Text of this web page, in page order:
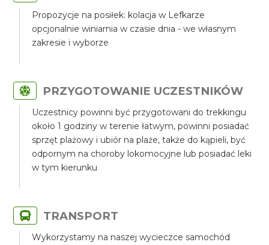
Propozycje na posiłek: kolacja w Lefkarze
opcjonalnie winiarnia w czasie dnia - we własnym
zakresie i wyborze
PRZYGOTOWANIE UCZESTNIKÓW
Uczestnicy powinni być przygotowani do trekkingu
około 1 godziny w terenie łatwym, powinni posiadać
sprzęt plażowy i ubiór na plaże, także do kąpieli, być
odpornym na choroby lokomocyjne lub posiadać leki
w tym kierunku
TRANSPORT
Wykorzystamy na naszej wycieczce samochód